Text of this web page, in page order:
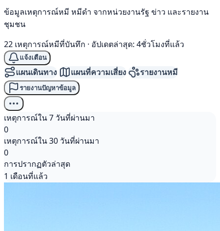
ข้อมูลเหตุการณ์หมี หมีดำ จากหน่วยงานรัฐ ข่าว และรายงาน
ชุมชน
22 เหตุการณ์หมีที่บันทึก · อัปเดตล่าสุด: 4ชั่วโมงที่แล้ว
แจ้งเตือน
แผนเดินทาง แผนที่ความเสี่ยง รายงานหมี
รายงานปัญหาข้อมูล
เหตุการณ์ใน 7 วันที่ผ่านมา
0
เหตุการณ์ใน 30 วันที่ผ่านมา
0
การปรากฏตัวล่าสุด
1 เดือนที่แล้ว